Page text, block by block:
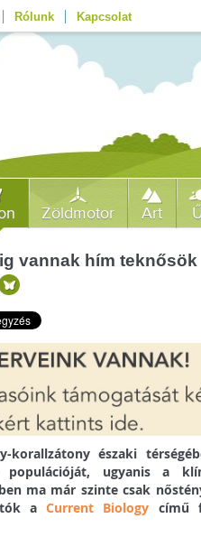
Rólunk Kapcsolat
Zöldmotor Art
vannak hím teknősök
korallzátony északi
populációját, ugyanis a
ma már szinte csak
aCurrent Biology című